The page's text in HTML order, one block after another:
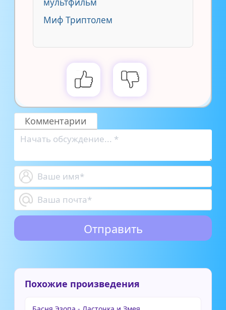
Миф Триптолем
Комментарии
Похожие произведения